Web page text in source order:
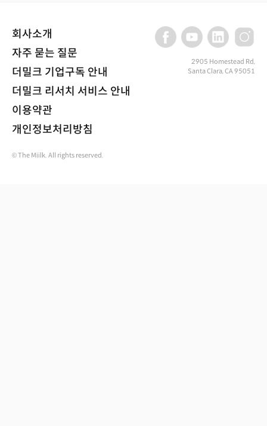
회사소개
자주 묻는 질문
더밀크 기업구독 안내
더밀크 리서치 서비스 안내
이용약관
개인정보처리방침
2905 Homestead Rd,
Santa Clara, CA 95051
© The Miilk. All rights reserved.